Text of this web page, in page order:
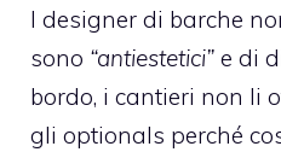
I designer di barche
sono “antiestetici” e di
bordo, i cantieri non li
gli optionals perché